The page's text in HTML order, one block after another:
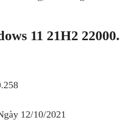
11 21H2
12/10/2021